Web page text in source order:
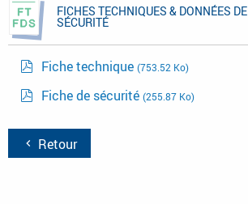
FICHES TECHNIQUES & DONNÉES DE
SÉCURITÉ
Fiche technique (753.52 Ko)
Fiche de sécurité (255.87 Ko)
Retour